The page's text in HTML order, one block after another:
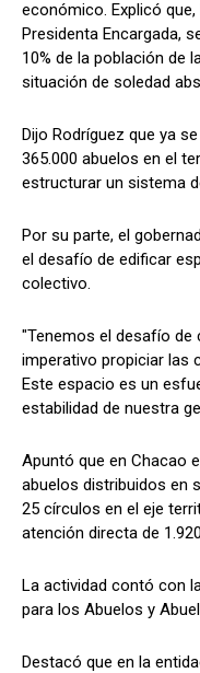
económico. Explicó
Presidenta Encargada,
10% de la población de
situación de soledad
Dijo Rodríguez que ya
365.000 abuelos en el
estructurar un sistema
Por su parte, el
el desafío de edificar
colectivo.
"Tenemos el desafío de
imperativo propiciar las
Este espacio es un
estabilidad de nuestra
Apuntó que en Chacao
abuelos distribuidos en
25 círculos en el eje
atención directa de
La actividad contó con
para los Abuelos y
Destacó que en la